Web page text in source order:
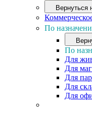
Вернуться
По
По
Для
Для
Для
Для
Для